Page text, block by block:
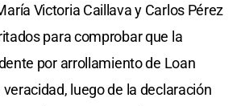
Victoria Caillava y Carlos Pérez
para comprobar que la
por arrollamiento de Loan
luego de la declaración